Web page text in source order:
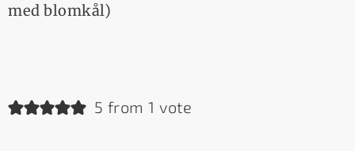
med blomkål)
5 from 1 vote